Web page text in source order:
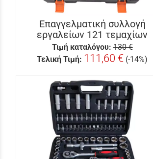
Επαγγελματική συλλογή
εργαλείων 121 τεμαχίων
Τιμή καταλόγου: 130 €
Τελική Τιμή: 111,60 € (-14%)